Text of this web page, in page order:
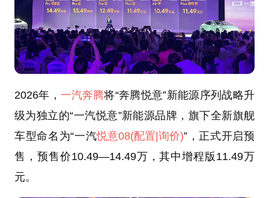
2026年， 一汽奔腾将“奔腾悦意”新能源序列战略升
级为独立的“一汽悦意”新能源品牌，旗下全新旗舰
车型命名为“一汽悦意08(配置|询价)”，正式开启预
售，预售价10.49—14.49万，其中增程版11.49万
元。